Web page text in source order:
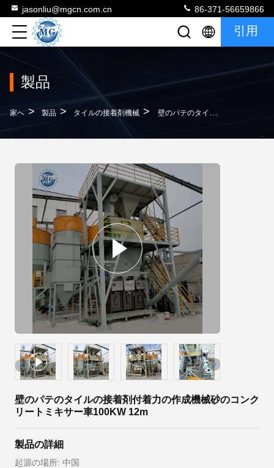
jasonliu@mgcn.com.cn 86-371-56659866
引用
製品
家へ > 製品 > タイルの接着剤機械 > 壁のパテのタイルの接着剤付着力の作成機械砂のコンクリートミキサー車100KW 12m
壁のパテのタイルの接着剤付着力の作成機械砂のコンク
リートミキサー車100KW 12m
製品の詳細
起源の場所: 中国